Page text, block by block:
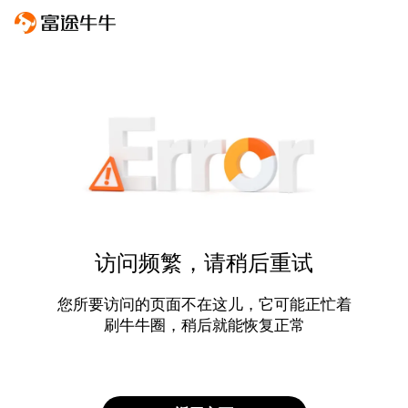
访问频繁，请稍后重试
您所要访问的页面不在这儿，它可能正忙着
刷牛牛圈，稍后就能恢复正常